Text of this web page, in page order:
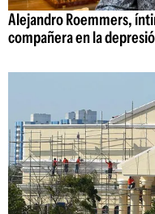
Alejandro Roemmers,
compañera en la